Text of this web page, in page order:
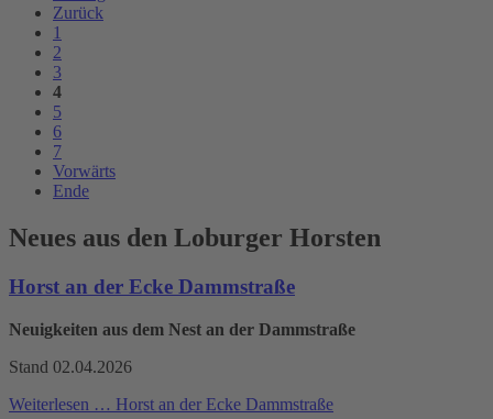
Zurück
1
2
3
4
5
6
7
Vorwärts
Ende
Neues aus den Loburger Horsten
Horst an der Ecke Dammstraße
Neuigkeiten aus dem Nest an der Dammstraße
Stand 02.04.2026
Weiterlesen … Horst an der Ecke Dammstraße